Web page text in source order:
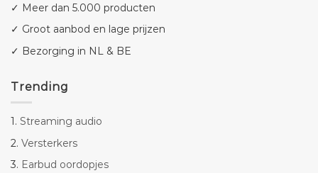
✓ Meer dan 5.000 producten
✓ Groot aanbod en lage prijzen
✓ Bezorging in NL & BE
Trending
1. Streaming audio
2. Versterkers
3. Earbud oordopjes